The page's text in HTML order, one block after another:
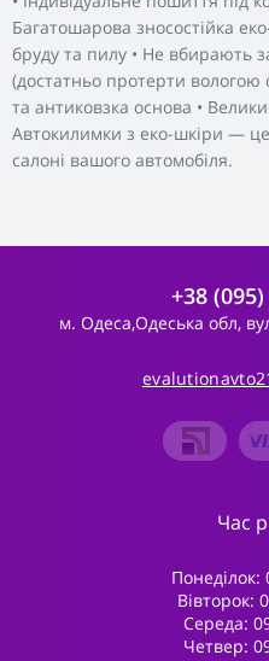
Багатошарова зносостійка
бруду та пилу • Не вбирають
(достатньо протерти вологою
та антиковзка основа •
Автокилимки з еко-шкіри —
салоні вашого автомобіля.
+38
м. Одеса,Одеська обл,
Час
Понеділок:
Вівторок:
Середа:
Четвер: